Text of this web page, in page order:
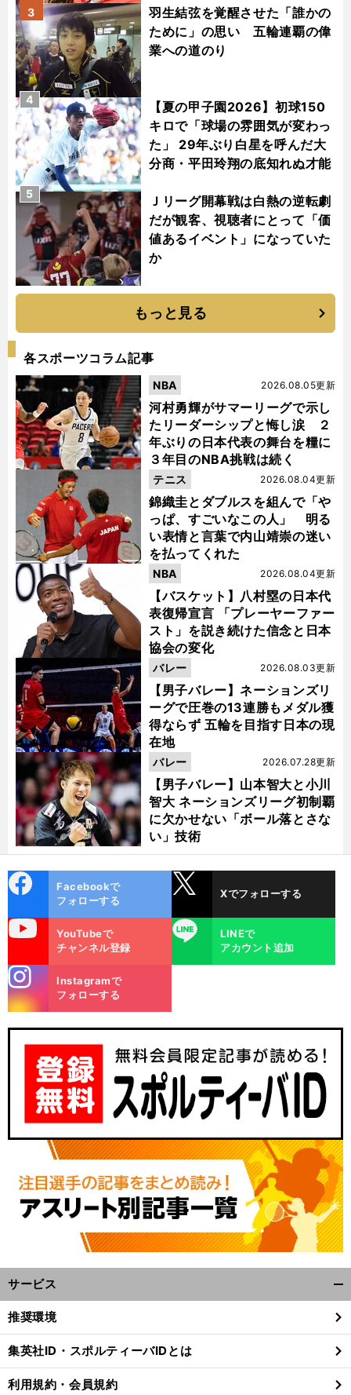
羽生結弦を覚醒させた「誰かの
ために」の思い 五輪連覇の偉
業への道のり
3
【夏の甲子園2026】初球150
キロで「球場の雰囲気が変わっ
た」 29年ぶり白星を呼んだ大
分商・平田玲翔の底知れぬ才能
4
Ｊリーグ開幕戦は白熱の逆転劇
だが観客、視聴者にとって「価
値あるイベント」になっていた
か
5
もっと見る
各スポーツコラム記事
河村勇輝がサマーリーグで示し
たリーダーシップと悔し涙 ２
年ぶりの日本代表の舞台を糧に
３年目のNBA挑戦は続く
2026.08.05更新
NBA
錦織圭とダブルスを組んで「や
っぱ、すごいなこの人」 明る
い表情と言葉で内山靖崇の迷い
を払ってくれた
2026.08.04更新
テニス
【バスケット】八村塁の日本代
表復帰宣言 「プレーヤーファー
スト」を説き続けた信念と日本
協会の変化
2026.08.04更新
NBA
【男子バレー】ネーションズリ
ーグで圧巻の13連勝もメダル獲
得ならず 五輪を目指す日本の現
在地
2026.08.03更新
バレー
【男子バレー】山本智大と小川
智大 ネーションズリーグ初制覇
に欠かせない「ボール落とさな
い」技術
2026.07.28更新
バレー
ok
Facebookで
フォローする
Xでフォローする
YouTubeで
チャンネル登録
LINE
LINEで
アカウント追加
m
Instagramで
フォローする
サービス
閉
る
推奨環境
集英社ID・スポルティーバIDとは
利用規約・会員規約